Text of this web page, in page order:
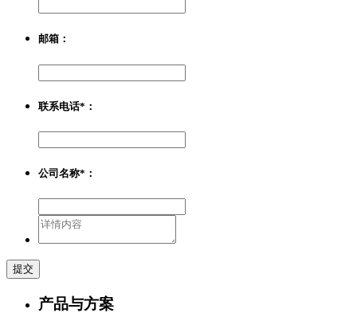
邮箱：
联系电话*：
公司名称*：
提交
产品与方案